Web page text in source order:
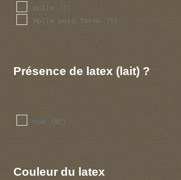
molle (1)
molle puis ferme (1)
Présence de latex (lait) ?
non (81)
Couleur du latex